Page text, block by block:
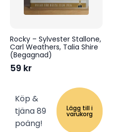
Rocky – Sylvester Stallone,
Carl Weathers, Talia Shire
(Begagnad)
59 kr
Köp &
tjäna 89
poäng!
Lägg till i
varukorg